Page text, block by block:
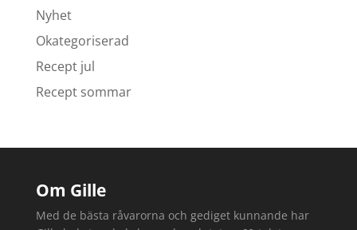
Nyhet
Okategoriserad
Recept jul
Recept sommar
Om Gille
Med de bästa råvarorna och gediget kunnande har